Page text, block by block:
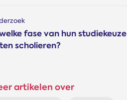
fase van hun studiekeuze
scholieren?
artikelen over